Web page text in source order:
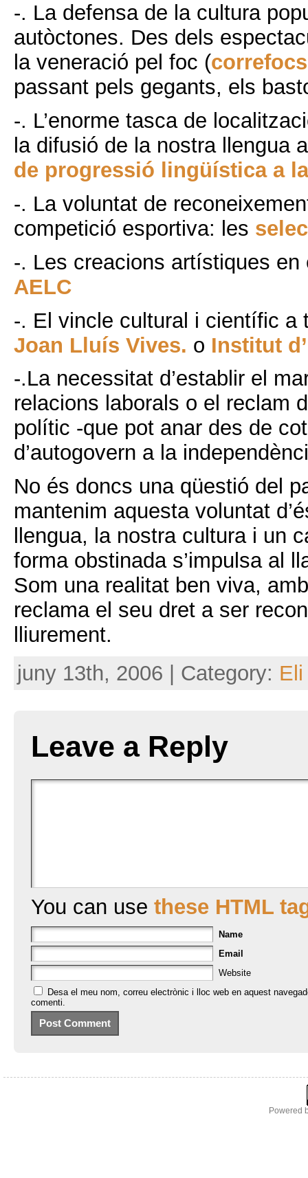
-. La defensa de la cultura
autòctones. Des dels
la veneració pel foc (correfocs
passant pels gegants, els
-. L’enorme tasca de
la difusió de la nostra llengua
de progressió lingüística a
-. La voluntat de
competició esportiva: les
-. Les creacions artístiques en
AELC
-. El vincle cultural i científic a
Joan Lluís Vives. o Institut
-.La necessitat d’establir el
relacions laborals o el reclam
polític -que pot anar des de
d’autogovern a la
No és doncs una qüestió del
mantenim aquesta voluntat
llengua, la nostra cultura i un
forma obstinada s’impulsa al
Som una realitat ben viva,
reclama el seu dret a ser
lliurement.
juny 13th, 2006 | Category: Eli
Leave a Reply
You can use these HTML
Name
Email
Website
Desa el meu nom, correu electrònic i lloc web en aquest
comenti.
Powered